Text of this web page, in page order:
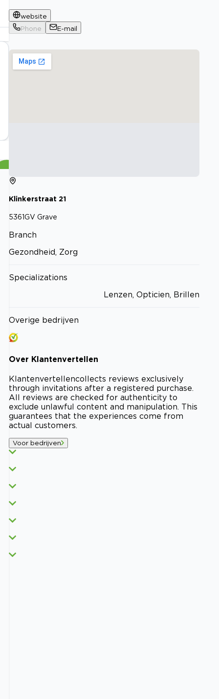
website
Phone
E-mail
Klinkerstraat 21
5361GV Grave
Branch
Gezondheid, Zorg
Specializations
Lenzen, Opticien, Brillen
Overige bedrijven
Over Klantenvertellen
Klantenvertellencollects reviews exclusively
through invitations after a registered purchase.
All reviews are checked for authenticity to
exclude unlawful content and manipulation. This
guarantees that the experiences come from
actual customers.
Voor bedrijven